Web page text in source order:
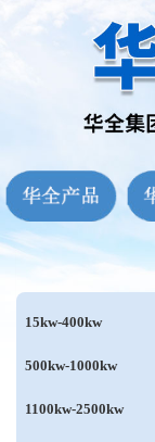
15kw-400kw
500kw-1000kw
1100kw-2500kw